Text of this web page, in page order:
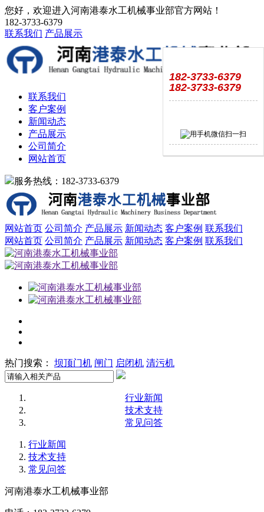
您好，欢迎进入河南港泰水工机械事业部官方网站！
182-3733-6379
联系我们 产品展示
联系我们
客户案例
新闻动态
产品展示
公司简介
网站首页
服务热线：182-3733-6379
网站首页 公司简介 产品展示 新闻动态 客户案例 联系我们
网站首页 公司简介 产品展示 新闻动态 客户案例 联系我们
热门搜索： 坝顶门机 闸门 启闭机 清污机
行业新闻
技术支持
常见问答
行业新闻
技术支持
常见问答
河南港泰水工机械事业部
182-3733-6379
182-3733-6379